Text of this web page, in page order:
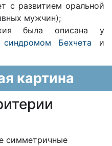
с развитием оральной
мужчин);
была описана у
синдромом Бехчета и
картина
симметричные